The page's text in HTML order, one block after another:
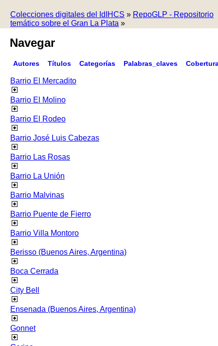
Colecciones digitales del IdIHCS » RepoGLP - Repositorio
temático sobre el Gran La Plata »
Navegar
Autores Títulos Categorías Palabras_claves
Barrio El Mercadito
Barrio El Molino
Barrio El Rodeo
Barrio José Luis Cabezas
Barrio Las Rosas
Barrio La Unión
Barrio Malvinas
Barrio Puente de Fierro
Barrio Villa Montoro
Berisso (Buenos Aires, Argentina)
Boca Cerrada
City Bell
Ensenada (Buenos Aires, Argentina)
Gonnet